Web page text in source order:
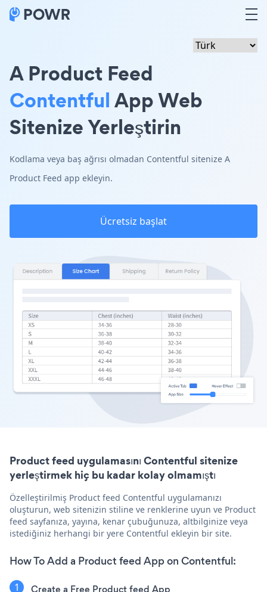
A Product Feed
ContentfulApp Web
Sitenize Yerleştirin
Kodlama veya baş ağrısı olmadan Contentful sitenize A
Product Feed app ekleyin.
Ücretsiz başlat
Product feed uygulamasını Contentful sitenize
yerleştirmek hiç bu kadar kolay olmamıştı
Özelleştirilmiş Product feed Contentful uygulamanızı
oluşturun, web sitenizin stiline ve renklerine uyun ve Product
feed sayfanıza, yayına, kenar çubuğunuza, altbilginize veya
istediğiniz herhangi bir yere Contentful ekleyin bir site.
How To Add a Product feed App on Contentful: